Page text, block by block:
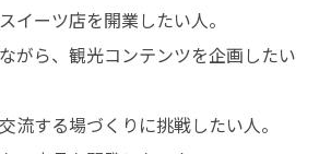
イーツ店を開業したい人。
がら、観光コンテンツを企画したい
流する場づくりに挑戦したい人。